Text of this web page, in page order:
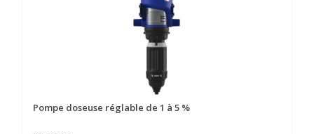
Pompe doseuse réglable de 1 à 5 %